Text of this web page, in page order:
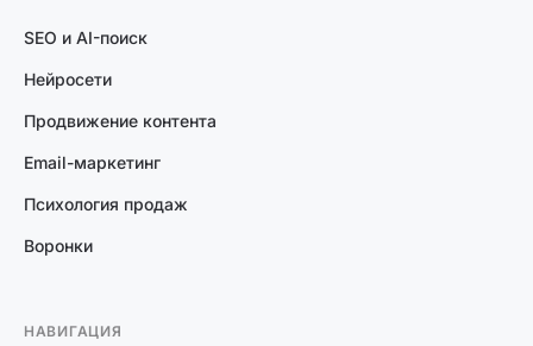
SEO и AI-поиск
Нейросети
Продвижение контента
Email-маркетинг
Психология продаж
Воронки
НАВИГАЦИЯ